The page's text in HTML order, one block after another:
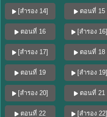
[สำรอง 14] ตอนที่ 15
ตอนที่ 16 [สำรอง 16]
[สำรอง 17] ตอนที่ 18
ตอนที่ 19 [สำรอง 19]
[สำรอง 20] ตอนที่ 21
ตอนที่ 22 [สำรอง 22]